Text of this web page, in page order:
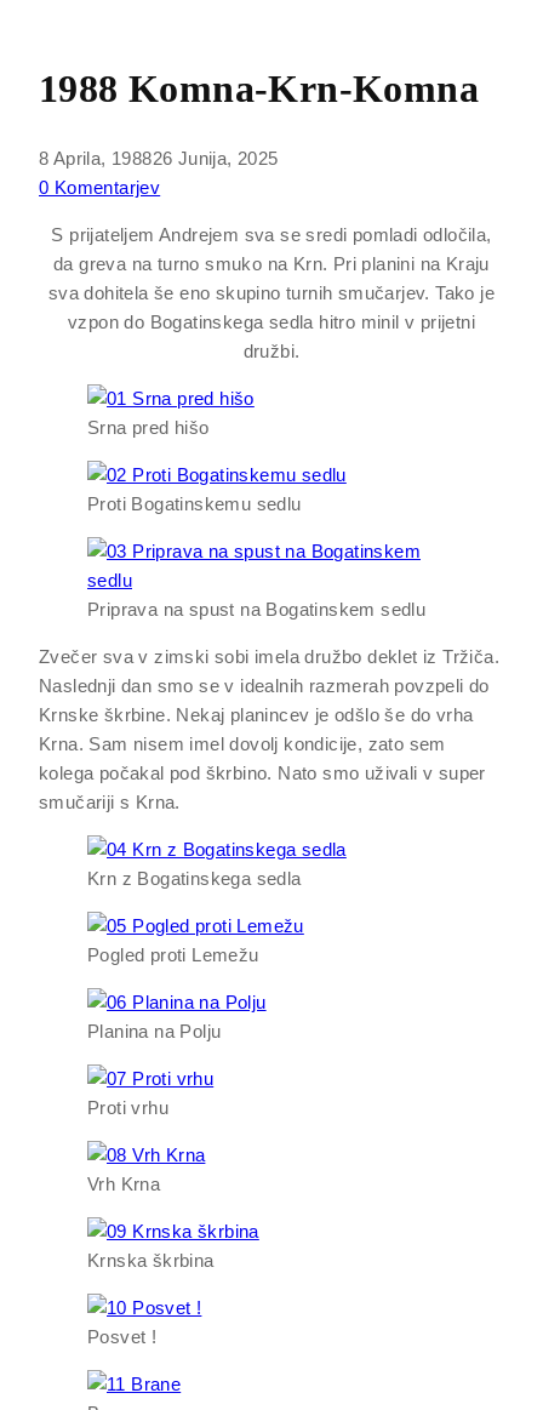
1988 Komna-Krn-Komna
8 Aprila, 198826 Junija, 2025
0 Komentarjev
S prijateljem Andrejem sva se sredi pomladi odločila,
da greva na turno smuko na Krn. Pri planini na Kraju
sva dohitela še eno skupino turnih smučarjev. Tako je
vzpon do Bogatinskega sedla hitro minil v prijetni
družbi.
Srna pred hišo
Proti Bogatinskemu sedlu
Priprava na spust na Bogatinskem sedlu
Zvečer sva v zimski sobi imela družbo deklet iz Tržiča.
Naslednji dan smo se v idealnih razmerah povzpeli do
Krnske škrbine. Nekaj planincev je odšlo še do vrha
Krna. Sam nisem imel dovolj kondicije, zato sem
kolega počakal pod škrbino. Nato smo uživali v super
smučariji s Krna.
Krn z Bogatinskega sedla
Pogled proti Lemežu
Planina na Polju
Proti vrhu
Vrh Krna
Krnska škrbina
Posvet !